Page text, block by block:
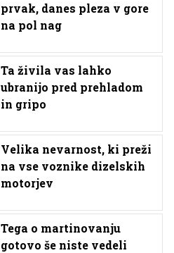
prvak, danes pleza v gore
na pol nag
Ta živila vas lahko
ubranijo pred prehladom
in gripo
Velika nevarnost, ki preži
na vse voznike dizelskih
motorjev
Tega o martinovanju
gotovo še niste vedeli